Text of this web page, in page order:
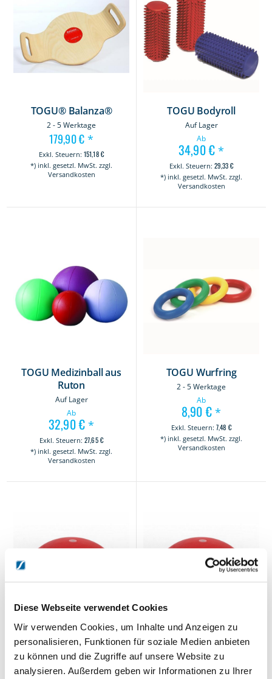
Diese Webseite verwendet Cookies
Wir verwenden Cookies, um Inhalte und Anzeigen zu
personalisieren, Funktionen für soziale Medien anbieten
zu können und die Zugriffe auf unsere Website zu
analysieren. Außerdem geben wir Informationen zu Ihrer
TOGU® Balanza®
2 - 5 Werktage
179,90 €*
151,18 €
*) inkl. gesetzl. MwSt. zzgl.
Versandkosten
TOGU Bodyroll
Auf Lager
Ab
34,90 €*
29,33 €
*) inkl. gesetzl. MwSt. zzgl.
Versandkosten
TOGU Medizinball aus
Ruton
Auf Lager
Ab
32,90 €*
27,65 €
*) inkl. gesetzl. MwSt. zzgl.
Versandkosten
TOGU Wurfring
2 - 5 Werktage
Ab
8,90 €*
7,48 €
*) inkl. gesetzl. MwSt. zzgl.
Versandkosten
TOGU Jumper rot
Auf Lager, 1-3 Werktage
TOGU Jumper Pro rot
2 - 5 Werktage
249,90 €*